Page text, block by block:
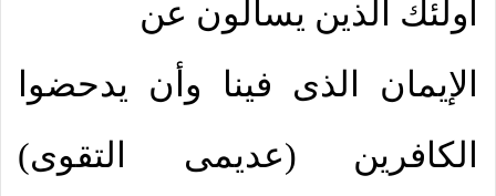
أولئك الذين يسألون عن
الإيمان الذى فينا وأن يدحضوا
الكافرين (عديمى التقوى)